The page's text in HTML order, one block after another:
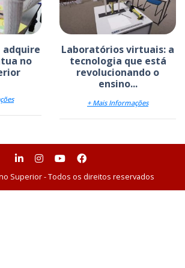
adquire
no
Laboratórios virtuais: a
tecnologia que está
revolucionando o
ensino...
+ Mais Informações
Superior - Todos os direitos reservados